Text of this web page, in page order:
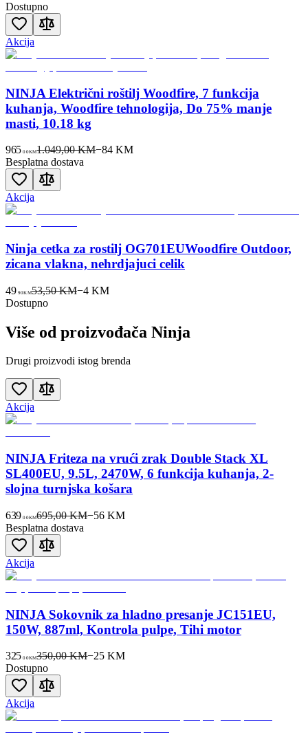
Dostupno
Akcija
NINJA Električni roštilj Woodfire, 7 funkcija
kuhanja, Woodfire tehnologija, Do 75% manje
masti, 10.18 kg
965 00KM1.049,00 KM−84 KM
Besplatna dostava
Akcija
Ninja cetka za rostilj OG701EUWoodfire Outdoor,
zicana vlakna, nehrdjajuci celik
49 90KM53,50 KM−4KM
Dostupno
Više od proizvođača Ninja
Drugi proizvodi istog brenda
Akcija
NINJA Friteza na vrući zrak Double Stack XL
SL400EU, 9.5L, 2470W, 6 funkcija kuhanja, 2-
slojna turnjska košara
639 00KM695,00 KM−56 KM
Besplatna dostava
Akcija
NINJA Sokovnik za hladno presanje JC151EU,
150W, 887ml, Kontrola pulpe, Tihi motor
325 00KM350,00 KM−25 KM
Dostupno
Akcija